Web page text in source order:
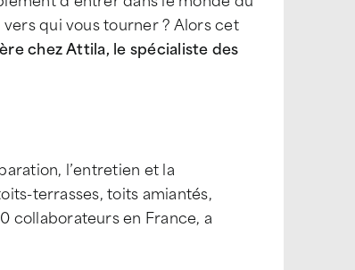
qui vous tourner ? Alors cet
chez Attila, le spécialiste des
l’entretien et la
terrasses, toits amiantés,
collaborateurs en France, a